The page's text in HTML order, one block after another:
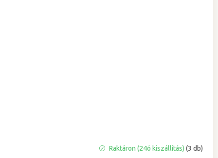
Raktáron (24ó kiszállítás)(3 db)